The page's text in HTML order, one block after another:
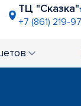
ТЦ "Сказка"
+7 (861) 219-
97-52
ГМ "Магнит